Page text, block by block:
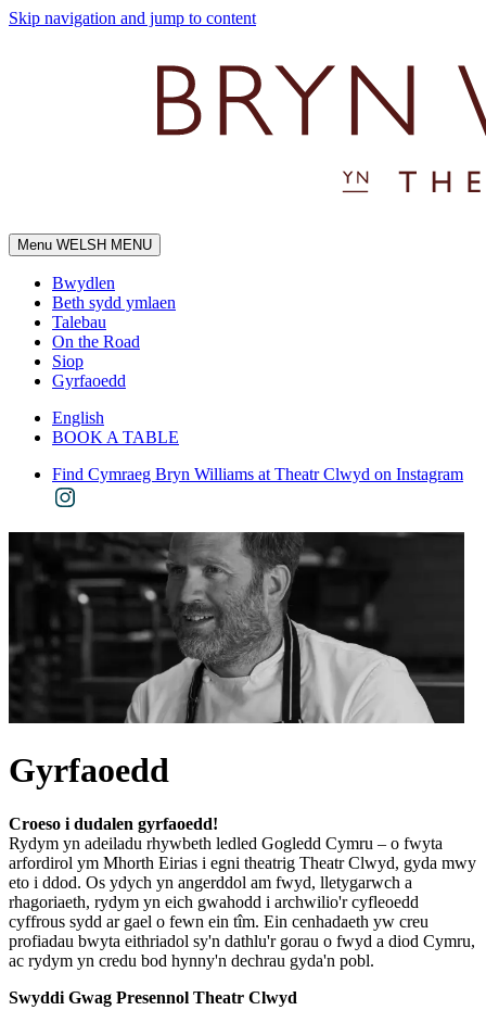
Skip navigation and jump to content
Menu WELSH MENU
Bwydlen
Beth sydd ymlaen
Talebau
On the Road
Siop
Gyrfaoedd
English
BOOK A TABLE
Find Cymraeg Bryn Williams at Theatr Clwyd on Instagram
Gyrfaoedd
Croeso i dudalen gyrfaoedd!
Rydym yn adeiladu rhywbeth ledled Gogledd Cymru – o fwyta
arfordirol ym Mhorth Eirias i egni theatrig Theatr Clwyd, gyda mwy
eto i ddod. Os ydych yn angerddol am fwyd, lletygarwch a
rhagoriaeth, rydym yn eich gwahodd i archwilio'r cyfleoedd
cyffrous sydd ar gael o fewn ein tîm. Ein cenhadaeth yw creu
profiadau bwyta eithriadol sy'n dathlu'r gorau o fwyd a diod Cymru,
ac rydym yn credu bod hynny'n dechrau gyda'n pobl.
Swyddi Gwag Presennol Theatr Clwyd